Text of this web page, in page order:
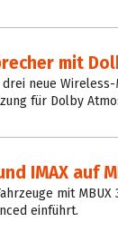
mit
neue
für Dolby
IMAX auf
mit MBUX
einführt.